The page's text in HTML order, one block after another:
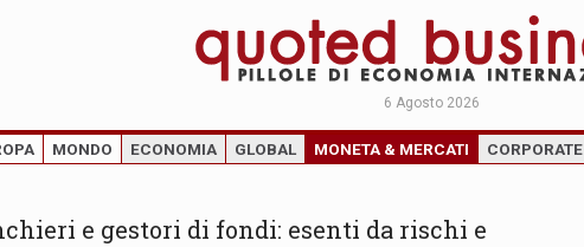
6 Agosto 2026
MONDO ECONOMIA GLOBAL MONETA & MERCATI CORPORATE
e gestori di fondi: esenti da rischi e